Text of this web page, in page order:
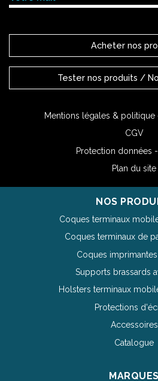
Acheter nos
Tester nos produits /
NOS
Coques terminaux
Coques terminaux de
Coques
Supports brassards
Holsters terminaux
Protections
Accessoires
Catalogue
MARQUES
Mentions légales &
CGV
Protection données
Plan du site